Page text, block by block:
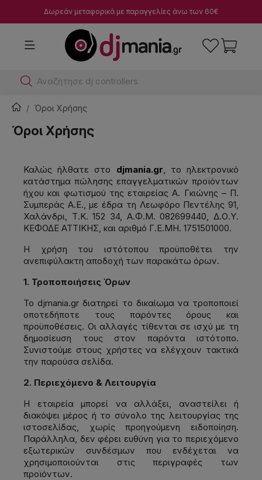
Δωρεάν μεταφορικά με παραγγελίες άνω των 60€
Α
Όροι Χρήσης
Όροι Χρήσης
Καλώς ήλθατε στο djmania.gr , το ηλεκτρονικό
κατάστημα πώλησης επαγγελματικών προϊόντων
ήχου και φωτισμού της εταιρείας Α. Γκιώνης – Π.
Συμπεράς Α.Ε., με έδρα τη Λεωφόρο Πεντέλης 91,
Χαλάνδρι, Τ.Κ. 152 34, Α.Φ.Μ. 082699440, Δ.Ο.Υ.
ΚΕΦΟΔΕ ΑΤΤΙΚΗΣ, και αριθμό Γ.Ε.ΜΗ. 1751501000.
Η χρήση του ιστότοπου προϋποθέτει την
ανεπιφύλακτη αποδοχή των παρακάτω όρων.
1. Τροποποιήσεις Όρων
Το djmania.gr διατηρεί το δικαίωμα να τροποποιεί
οποτεδήποτε τους παρόντες όρους και
προϋποθέσεις. Οι αλλαγές τίθενται σε ισχύ με τη
δημοσίευση τους στον παρόντα ιστότοπο.
Συνιστούμε στους χρήστες να ελέγχουν τακτικά
την παρούσα σελίδα.
2. Περιεχόμενο & Λειτουργία
Η εταιρεία μπορεί να αλλάξει, αναστείλει ή
διακόψει μέρος ή το σύνολο της λειτουργίας της
ιστοσελίδας, χωρίς προηγούμενη ειδοποίηση.
Παράλληλα, δεν φέρει ευθύνη για το περιεχόμενο
εξωτερικών συνδέσμων που ενδέχεται να
χρησιμοποιούνται στις περιγραφές των
προϊόντων.